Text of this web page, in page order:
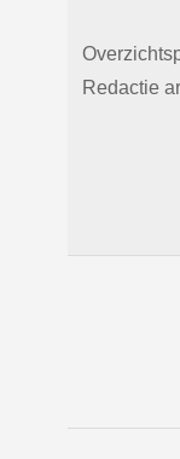
Redactie